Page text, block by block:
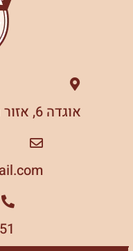
אוגדה 6, אזור תעשיה מישור אדומים